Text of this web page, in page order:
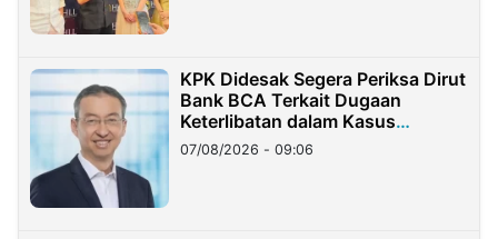
KPK Didesak Segera Periksa Dirut
Bank BCA Terkait Dugaan
Keterlibatan dalam Kasus
Hilangnya Dana Nasabah Rp2,58
Miliar
07/08/2026 - 09:06